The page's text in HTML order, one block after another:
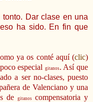
Dar clase en una
ha sido. En fin que
ya os conté aquí (clic)
especial gitanos. Así que
a ser no-clases, puesto
de Valenciano y una
de
gitanoscompensatoria y